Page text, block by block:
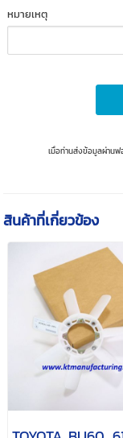
หมายเหตุ
เมื่อท่านส่งข้อมูลผ่านฟ
สินค้าที่เกี่ยวข้อง